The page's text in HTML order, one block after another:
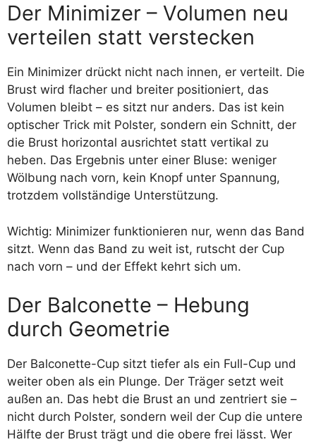
Der Minimizer – Volumen neu
verteilen statt verstecken
Ein Minimizer drückt nicht nach innen, er verteilt. Die
Brust wird flacher und breiter positioniert, das
Volumen bleibt – es sitzt nur anders. Das ist kein
optischer Trick mit Polster, sondern ein Schnitt, der
die Brust horizontal ausrichtet statt vertikal zu
heben. Das Ergebnis unter einer Bluse: weniger
Wölbung nach vorn, kein Knopf unter Spannung,
trotzdem vollständige Unterstützung.
Wichtig: Minimizer funktionieren nur, wenn das Band
sitzt. Wenn das Band zu weit ist, rutscht der Cup
nach vorn – und der Effekt kehrt sich um.
Der Balconette – Hebung
durch Geometrie
Der Balconette-Cup sitzt tiefer als ein Full-Cup und
weiter oben als ein Plunge. Der Träger setzt weit
außen an. Das hebt die Brust an und zentriert sie –
nicht durch Polster, sondern weil der Cup die untere
Hälfte der Brust trägt und die obere frei lässt. Wer